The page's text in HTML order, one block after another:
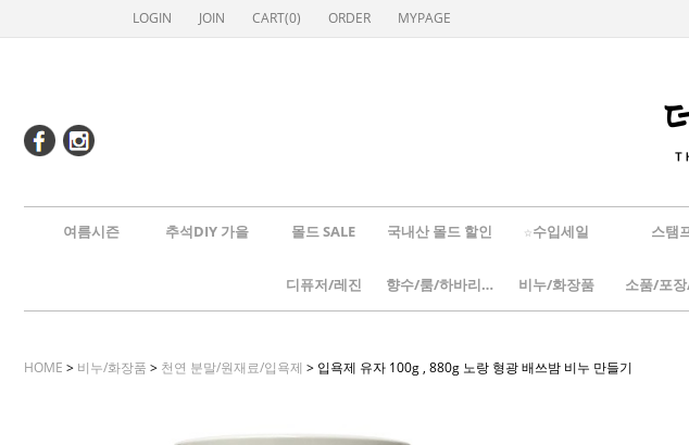
LOGIN JOIN CART(0) ORDER MYPAGE
여름시즌 추석DIY 가을 몰드 SALE 국내산 몰드 할인 ☆수입세일 스탬
디퓨저/레진 향수/룸/하바리움 비누/화장품 소품/포
HOME > 비누/화장품 > 천연 분말/원재료/입욕제 > 입욕제 유자 100g , 880g 노랑 형광 배쓰밤 비누 만들기